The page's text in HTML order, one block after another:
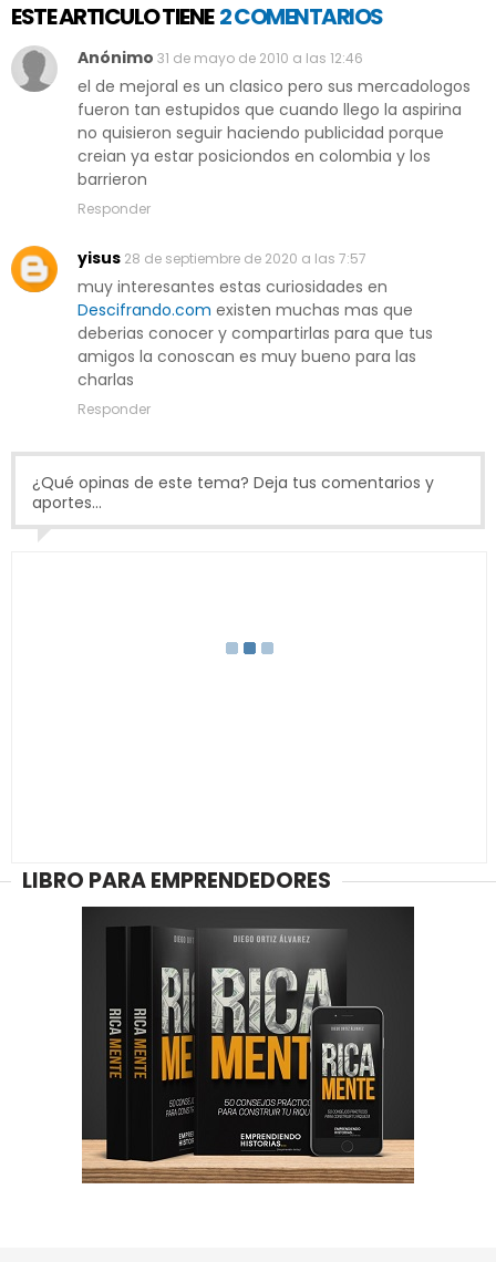
ESTE ARTICULO TIENE 2 COMENTARIOS
Anónimo 31 de mayo de 2010 a las 12:46
el de mejoral es un clasico pero sus mercadologos
fueron tan estupidos que cuando llego la aspirina
no quisieron seguir haciendo publicidad porque
creian ya estar posiciondos en colombia y los
barrieron
Responder
yisus 28 de septiembre de 2020 a las 7:57
muy interesantes estas curiosidades en
Descifrando.com existen muchas mas que
deberias conocer y compartirlas para que tus
amigos la conoscan es muy bueno para las
charlas
Responder
¿Qué opinas de este tema? Deja tus comentarios y
aportes...
LIBRO PARA EMPRENDEDORES